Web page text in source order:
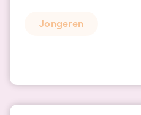
Jongeren